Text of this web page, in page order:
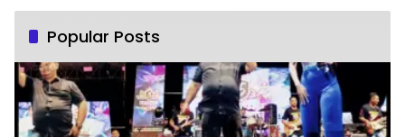
Popular Posts